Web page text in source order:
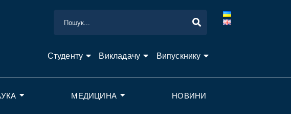
Студенту Викладачу Випускнику
МЕДИЦИНА НОВИНИ